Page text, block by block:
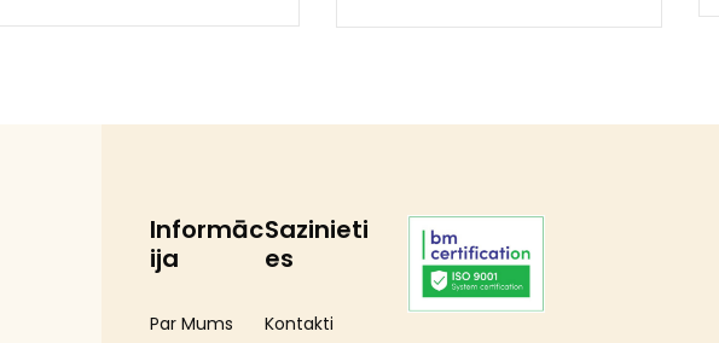
Informāc
ija
Par Mums
Sazinieti
es
Kontakti